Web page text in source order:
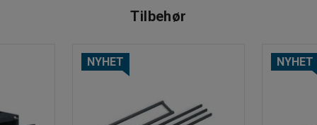
og annet tilbehør for en komplett
Tilbehør
NYHET NYHET